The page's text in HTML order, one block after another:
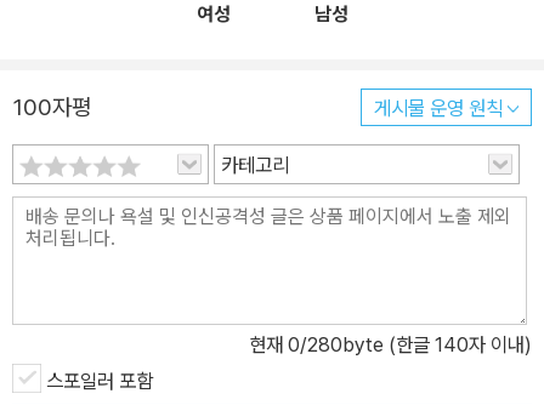
사 대전(大全)』은 <유머 기사단>이 기록했다는 공식 역사서다. 역
사, 혹은 세계 유머사라고 할 수 있다. 역사적 맥락을 알고 읽으면 근
엄한 어투 속에 담긴 풍자의 묘미가 만만치 않다. 이 텍스트에 따르면,
아리스토파네스, 에라스뮈스, 라블레, 몰리에르, 찰리 채플린과 그라
우초 마크스 등 이름만 대면 알 만한 희극 작가나 코미디언이 모두 그
비밀 결사의 일원이었다. 그런가 하면 스페인의 이사벨왕 등 역사상
중요 인물들의 의문사 뒤에 유머 기사단의 개입이 있었다거나, 잔다
었다는 등의 설정은 역사적 상황과 절묘하게 맞아떨어져 웃음을 짓게
만든다. 이와 함께, 수시로 삽입되는 1백 여 편의 농담은 마치 유머집
을 읽는 듯한 즐거움을 선사한다. 이 농담들은 때로 작중 인물인 다리
여성
남성
100자평 게시물 운영 원칙
카테고리
현재 0/280byte (한글 140자 이내)
스포일러 포함